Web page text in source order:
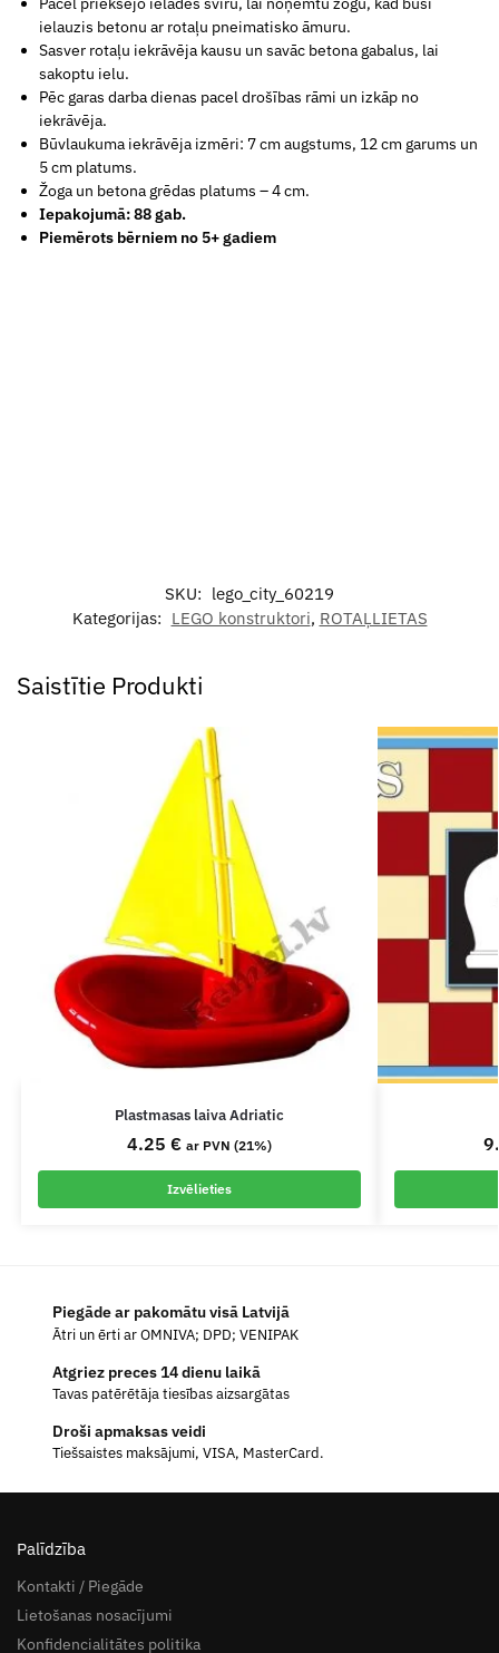
ielauzis betonu ar rotaļu pneimatisko āmuru.
Sasver rotaļu iekrāvēja kausu un savāc betona gabalus, lai
sakoptu ielu.
Pēc garas darba dienas pacel drošības rāmi un izkāp no
iekrāvēja.
Būvlaukuma iekrāvēja izmēri: 7 cm augstums, 12 cm garums un
5 cm platums.
Žoga un betona grēdas platums – 4 cm.
Iepakojumā: 88 gab.
Piemērots bērniem no 5+ gadiem
SKU: lego_city_60219
Kategorijas: LEGO konstruktori, ROTAĻLIETAS
Saistītie Produkti
Plastmasas laiva Adriatic
4.25 € ar PVN (21%)
Izvēlieties
Piegāde ar pakomātu visā Latvijā
Ātri un ērti ar OMNIVA; DPD; VENIPAK
Atgriez preces 14 dienu laikā
Tavas patērētāja tiesības aizsargātas
Droši apmaksas veidi
Tiešsaistes maksājumi, VISA, MasterCard.
Palīdzība
Kontakti / Piegāde
Lietošanas nosacījumi
Konfidencialitātes politika